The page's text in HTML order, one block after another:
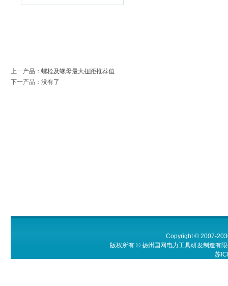
上一产品 ： 螺栓及螺母最大扭距推荐值
下一产品 ：没有了
Copyright © 2007-
版权所有 © 扬州国网电力工具研发制造有
苏